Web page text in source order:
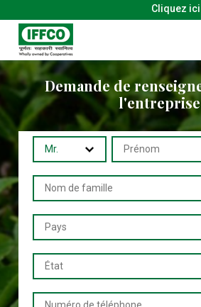
Cliquez ici
Demande de
l'entreprise